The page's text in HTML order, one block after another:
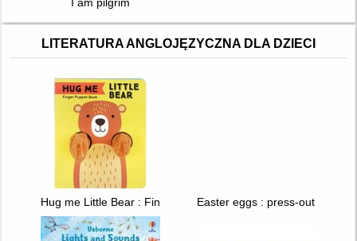
LITERATURA ANGLOJĘZYCZNA DLA DZIECI
Hug me Little Bear : Finger Puppet BookEaster eggs : press-out and